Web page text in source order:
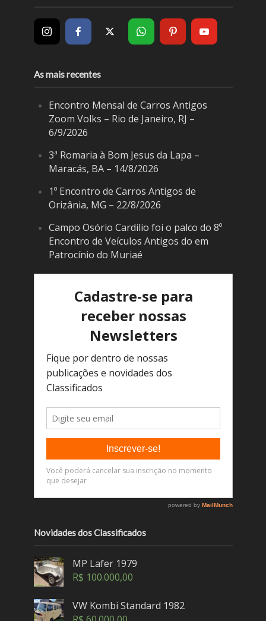
As mais recentes
Encontro Mensal de Carros Antigos
Zoom Volks – Rio de Janeiro, RJ –
6/9/2026
3ª Romaria à Bom Jesus da Lapa –
Maracás, BA – 14/8/2026
1º Encontro de Carros Antigos de
Orizânia, MG – 22/8/2026
Campo Osório Cardilio foi o palco do 8º
Encontro de Veículos Antigos do em
Patrocínio do Muriaé
Novidades dos Classificados
MP Lafer 1979
R$ 100.000,00
VW Kombi Standard 1982